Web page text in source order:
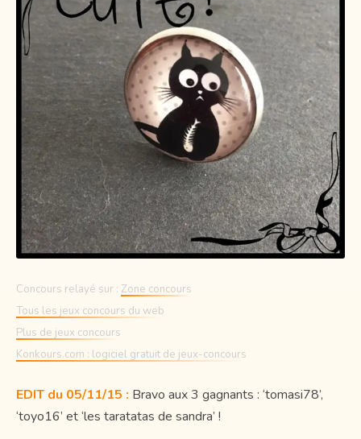
Concours relayé sur : Zone concours
Tous les jeux concours du web
Plus de jeux concours
Konkours.com : logiciel gratuit de jeux-concours
EDIT du 05/11/15 : Bravo aux 3 gagnants : ‘tomasi78’,
‘toyo16’ et ‘les taratatas de sandra’ !